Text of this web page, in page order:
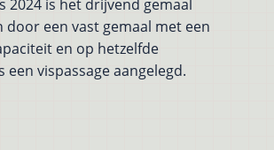
2024 is het drijvend gemaal
door een vast gemaal met een
en op hetzelfde
een vispassage aangelegd.